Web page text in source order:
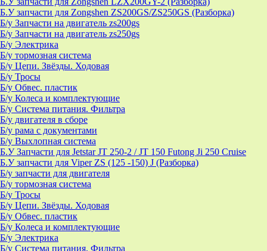
Б.У запчасти для Zongshen ZS200GS/ZS250GS (Разборка)
Б/у Запчасти на двигатель zs200gs
Б/у Запчасти на двигатель zs250gs
Б/у Электрика
Б/у тормозная система
Б/у Цепи. Звёзды. Ходовая
Б/у Тросы
Б/у Обвес. пластик
Б/у Колеса и комплектующие
Б/у Система питания. Фильтра
Б/у двигателя в сборе
Б/у рама с документами
Б/у Выхлопная система
Б.У Запчасти для Jetstar JT 250-2 / JT 150 Futong Ji 250 Cruise
Б.У запчасти для Viper ZS (125 -150) J (Разборка)
Б/у запчасти для двигателя
Б/у тормозная система
Б/у Тросы
Б/у Цепи. Звёзды. Ходовая
Б/у Обвес. пластик
Б/у Колеса и комплектующие
Б/у Электрика
Б/у Система питания. Фильтра